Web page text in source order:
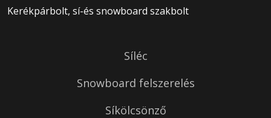
Kerékpárbolt, sí-és snowboard szakbolt
Síléc
Snowboard felszerelés
Síkölcsönző